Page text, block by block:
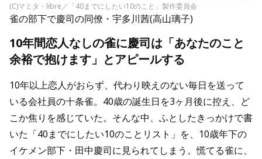
(C)マミタ・libre／「40までにしたい10のこと」製作委員会
雀の部下で慶司の同僚・宇多川茜(高山璃子)
10年間恋人なしの雀に慶司は「あなたのこと
余裕で抱けます」とアピールする
10年以上恋人がおらず、代わり映えのない毎日を送って
いる会社員の十条雀。40歳の誕生日を3ヶ月後に控え、ど
こか焦りを感じていた。そんな中、ふとしたきっかけで書
いた「40までにしたい10のことリスト」を、10歳年下の
イケメン部下・田中慶司に見られてしまう。慌てる雀に、